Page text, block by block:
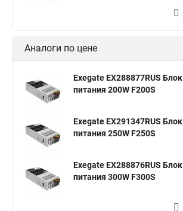
Аналоги по цене
Exegate EX288877RUS Блок
питания 200W F200S
Exegate EX291347RUS Блок
питания 250W F250S
Exegate EX288876RUS Блок
питания 300W F300S